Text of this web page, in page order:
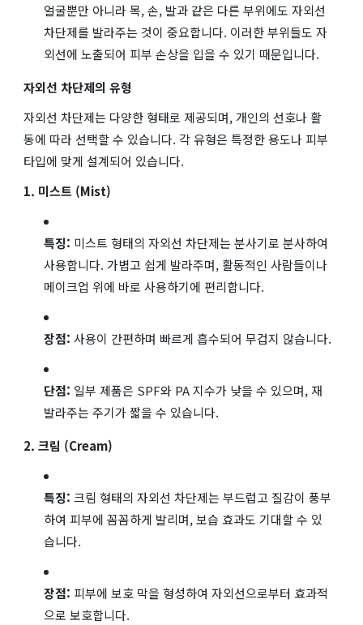
얼굴뿐만 아니라 목, 손, 발과 같은 다른 부위에도 자외선
차단제를 발라주는 것이 중요합니다. 이러한 부위들도 자
외선에 노출되어 피부 손상을 입을 수 있기 때문입니다.
자외선 차단제의 유형
자외선 차단제는 다양한 형태로 제공되며, 개인의 선호나 활
동에 따라 선택할 수 있습니다. 각 유형은 특정한 용도나 피부
타입에 맞게 설계되어 있습니다.
1. 미스트 (Mist)
특징: 미스트 형태의 자외선 차단제는 분사기로 분사하여
사용합니다. 가볍고 쉽게 발라주며, 활동적인 사람들이나
메이크업 위에 바로 사용하기에 편리합니다.
장점: 사용이 간편하며 빠르게 흡수되어 무겁지 않습니다.
단점: 일부 제품은 SPF와 PA 지수가 낮을 수 있으며, 재
발라주는 주기가 짧을 수 있습니다.
2. 크림 (Cream)
특징: 크림 형태의 자외선 차단제는 부드럽고 질감이 풍부
하여 피부에 꼼꼼하게 발리며, 보습 효과도 기대할 수 있
습니다.
장점: 피부에 보호 막을 형성하여 자외선으로부터 효과적
으로 보호합니다.